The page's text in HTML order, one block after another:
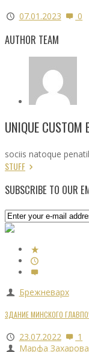
07.01.2023 0
AUTHOR TEAM
UNIQUE CUSTOM
sociis natoque
STUFF
SUBSCRIBE TO OUR
Брежневарх
ЗДАНИЕ МИНСКОГО
23.07.2022
1
Марфа Захарова